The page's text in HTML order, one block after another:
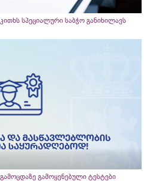
სპეციალური საბჭო განიხილავს
გამოყენებული ტესტები